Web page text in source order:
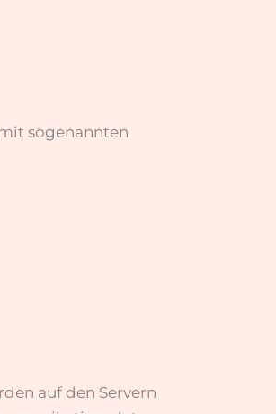
sogenannten
auf den Servern